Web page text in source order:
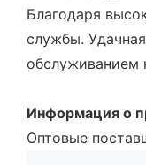
Благодаря
службы.
обслуживанием
Информация о
Оптовые